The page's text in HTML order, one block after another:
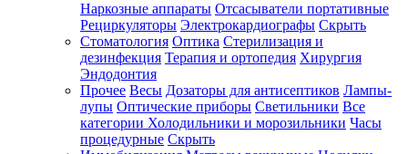
Наркозные аппараты Отсасыватели портативные
Рециркуляторы Электрокардиографы Скрыть
Стоматология Оптика Стерилизация и
дезинфекция Терапия и ортопедия Хирургия
Эндодонтия
Прочее Весы Дозаторы для антисептиков Лампы-
лупы Оптические приборы Светильники Все
категории Холодильники и морозильники Часы
процедурные Скрыть